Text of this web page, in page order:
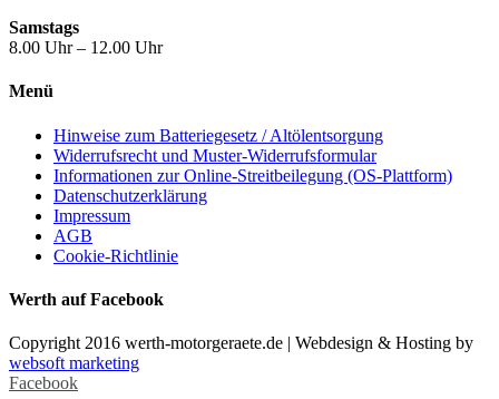
Samstags
8.00 Uhr – 12.00 Uhr
Menü
Hinweise zum Batteriegesetz / Altölentsorgung
Widerrufsrecht und Muster-Widerrufsformular
Informationen zur Online-Streitbeilegung (OS-Plattform)
Datenschutzerklärung
Impressum
AGB
Cookie-Richtlinie
Werth auf Facebook
Copyright 2016 werth-motorgeraete.de | Webdesign & Hosting by
websoft marketing
Facebook